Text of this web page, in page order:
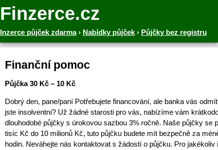
Finzerce.cz
Inzerce půjček zdarma› Nabídky půjček › Půjčky bez registru
Finanční pomoc
Půjčka 30 Kč – 10 Kč
Dobrý den, pane/paní Potřebujete financování, ale banka vás
jste insolventní? Už žádné starosti pro vás, nabízíme vám
dlouhodobé půjčky s úrokovou sazbou 3% ročně. Naše půjčky se
tisíc Kč do 10 milionů Kč, tuto půjčku budete mít bezpečně za
hodin. Neváhejte nás kontaktovat s žádostí o půjčku. Pro jakékoliv